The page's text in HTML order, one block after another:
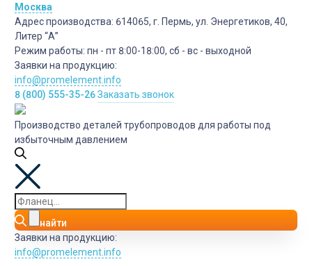
Москва
Адрес производства: 614065, г. Пермь, ул. Энергетиков, 40,
Литер “А”
Режим работы: пн - пт 8:00-18:00, сб - вс - выходной
Заявки на продукцию:
info@promelement.info
8 (800) 555-35-26Заказать звонок
Производство деталей трубопроводов для работы под
избыточным давлением
найти
Заявки на продукцию:
info@promelement.info